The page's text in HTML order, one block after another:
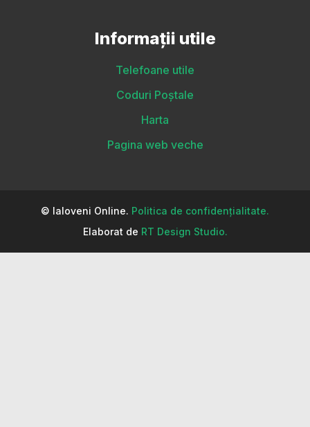
Informații utile
Telefoane utile
Coduri Poștale
Harta
Pagina web veche
© Ialoveni Online. Politica de confidențialitate.
Elaborat de RT Design Studio.